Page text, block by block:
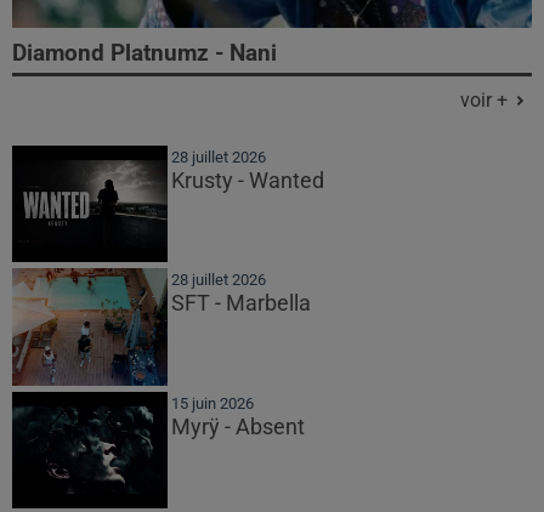
Diamond Platnumz - Nani
voir +
28 juillet 2026
Krusty - Wanted
28 juillet 2026
SFT - Marbella
15 juin 2026
Myrÿ - Absent